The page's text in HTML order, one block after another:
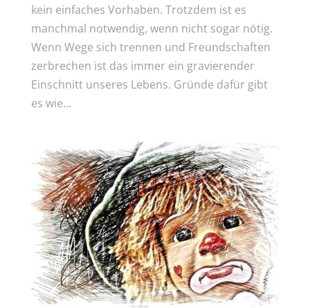
kein einfaches Vorhaben. Trotzdem ist es
manchmal notwendig, wenn nicht sogar nötig.
Wenn Wege sich trennen und Freundschaften
zerbrechen ist das immer ein gravierender
Einschnitt unseres Lebens. Gründe dafür gibt
es wie...